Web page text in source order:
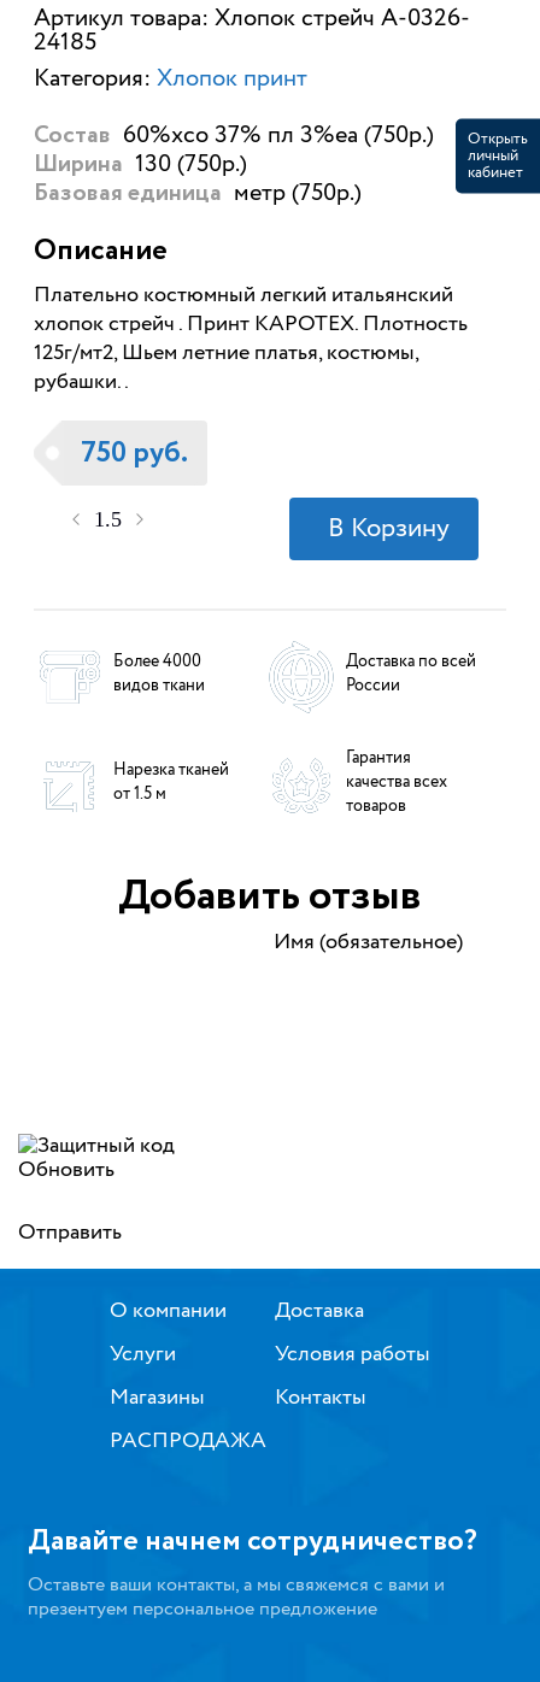
Артикул товара: Хлопок стрейч А-0326-
24185
Категория: Хлопок принт
Состав 60%хсо 37% пл 3%еа (750р.)
Ширина 130 (750р.)
Базовая единица метр (750р.)
Описание
Плательно костюмный легкий итальянский
хлопок стрейч . Принт КАРОТЕХ. Плотность
125г/мт2, Шьем летние платья, костюмы,
рубашки..
750 руб.
Более 4000
видов ткани
Доставка по всей
России
Нарезка тканей
от 1.5 м
Гарантия
качества всех
товаров
Добавить отзыв
Имя (обязательное)
Обновить
Отправить
Открыть
личный
кабинет
О компании
Услуги
Магазины
РАСПРОДАЖА
Доставка
Условия работы
Контакты
Давайте начнем сотрудничество?
Оставьте ваши контакты, а мы свяжемся с вами и
презентуем персональное предложение